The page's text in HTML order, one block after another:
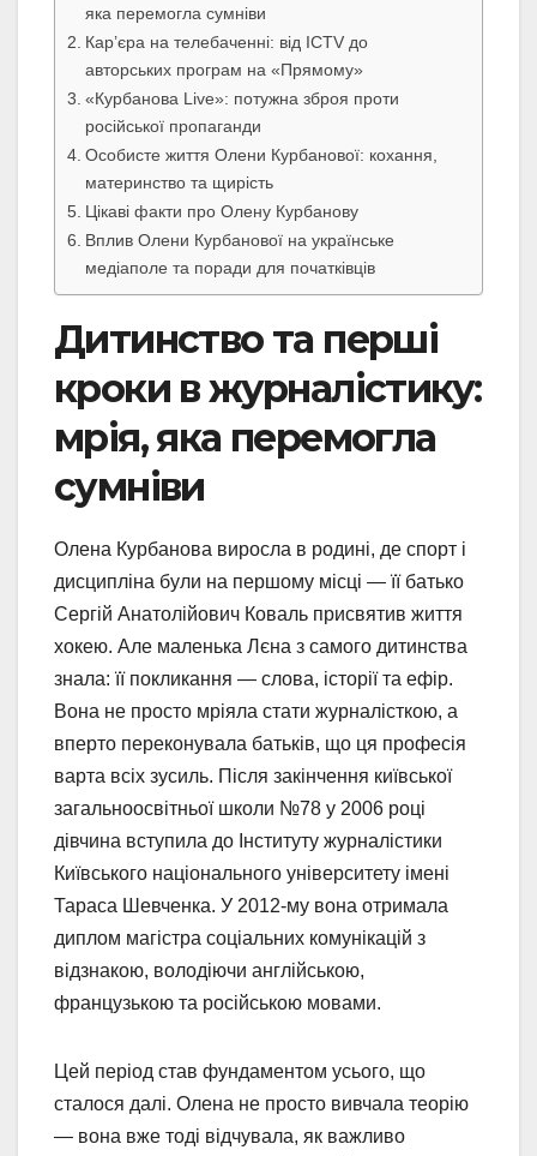
яка перемогла сумніви
Кар’єра на телебаченні: від ICTV до
авторських програм на «Прямому»
«Курбанова Live»: потужна зброя проти
російської пропаганди
Особисте життя Олени Курбанової: кохання,
материнство та щирість
Цікаві факти про Олену Курбанову
Вплив Олени Курбанової на українське
медіаполе та поради для початківців
Дитинство та перші
кроки в журналістику:
мрія, яка перемогла
сумніви
Олена Курбанова виросла в родині, де спорт і
дисципліна були на першому місці — її батько
Сергій Анатолійович Коваль присвятив життя
хокею. Але маленька Лєна з самого дитинства
знала: її покликання — слова, історії та ефір.
Вона не просто мріяла стати журналісткою, а
вперто переконувала батьків, що ця професія
варта всіх зусиль. Після закінчення київської
загальноосвітньої школи №78 у 2006 році
дівчина вступила до Інституту журналістики
Київського національного університету імені
Тараса Шевченка. У 2012-му вона отримала
диплом магістра соціальних комунікацій з
відзнакою, володіючи англійською,
французькою та російською мовами.
Цей період став фундаментом усього, що
сталося далі. Олена не просто вивчала теорію
— вона вже тоді відчувала, як важливо